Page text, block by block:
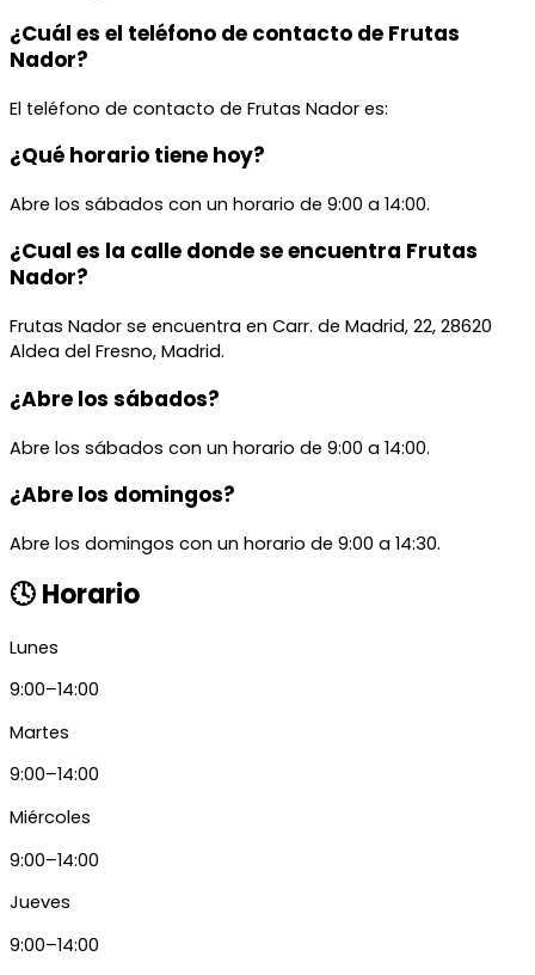
¿Cuál es el teléfono de contacto de Frutas
Nador?
El teléfono de contacto de Frutas Nador es:
¿Qué horario tiene hoy?
Abre los sábados con un horario de 9:00 a 14:00.
¿Cual es la calle donde se encuentra Frutas
Nador?
Frutas Nador se encuentra en Carr. de Madrid, 22, 28620
Aldea del Fresno, Madrid.
¿Abre los sábados?
Abre los sábados con un horario de 9:00 a 14:00.
¿Abre los domingos?
Abre los domingos con un horario de 9:00 a 14:30.
🕓 Horario
Lunes
9:00–14:00
Martes
9:00–14:00
Miércoles
9:00–14:00
Jueves
9:00–14:00